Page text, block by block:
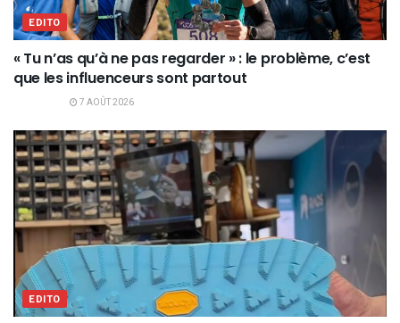
EDITO
« Tu n’as qu’à ne pas regarder » : le problème, c’est
que les influenceurs sont partout
7 AOÛT 2026
EDITO